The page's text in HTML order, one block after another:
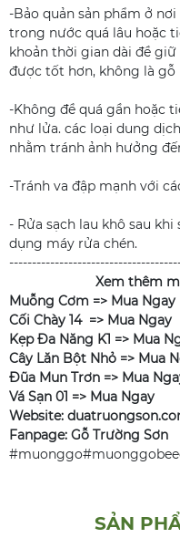
-Bảo quản sản phẩm ở
trong nước quá lâu hoặc
khoản thời gian dài đề
được tốt hơn, không là gỗ
-Không đề quá gần hoặc
như lửa. các loại dung
nhằm tránh ảnh hưởng
-Tránh va đập mạnh với
- Rửa sạch lau khô sau
dụng máy rửa chén.
Xem thêm
Muỗng Cơm => Mua Ngay
Cối Chày 14 => Mua Ngay
Kẹp Đa Năng K1 => Mua
Cây Lăn Bột Nhỏ => Mua
Đũa Mun Trơn => Mua
Vá Sạn 01 => Mua Ngay
Website:
Fanpage: Gỗ Trường Sơn
SẢN